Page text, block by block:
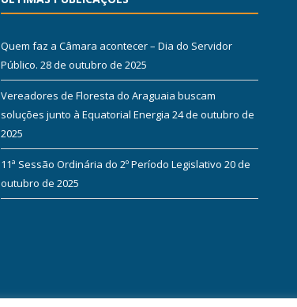
Quem faz a Câmara acontecer – Dia do Servidor
Público. 28 de outubro de 2025
Vereadores de Floresta do Araguaia buscam
soluções junto à Equatorial Energia 24 de outubro de
2025
11ª Sessão Ordinária do 2º Período Legislativo 20 de
outubro de 2025